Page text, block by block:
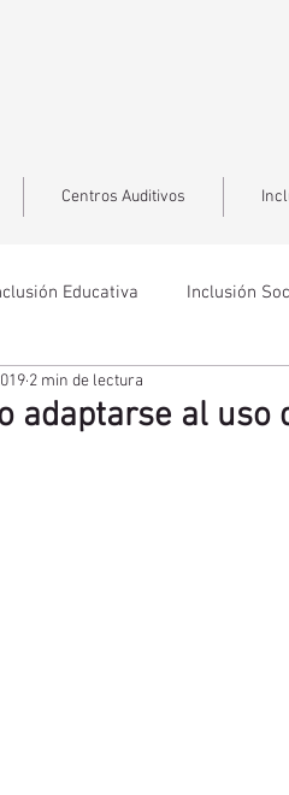
Centros Auditivos
Educativa Inclusión
adaptarse al uso
2 min de lectura